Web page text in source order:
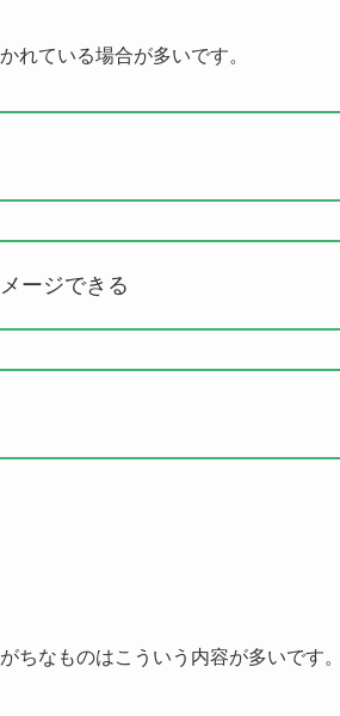
れている場合が多いです。
ージできる
ちなものはこういう内容が多いです。